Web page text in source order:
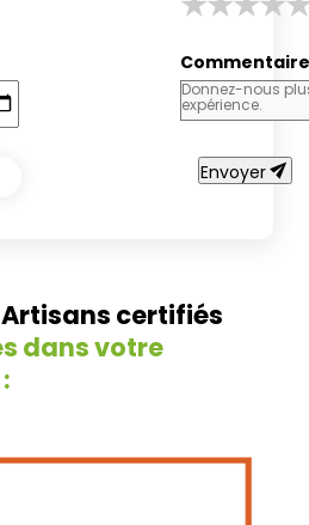
Commentaire
Envoyersend
certifiés
dans votre